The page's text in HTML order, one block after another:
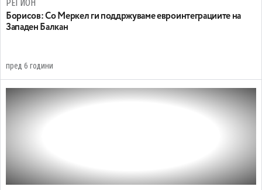
РЕГИОН
Борисов: Со Меркел ги поддржуваме евроинтеграциите на
Западен Балкан
пред 6 години